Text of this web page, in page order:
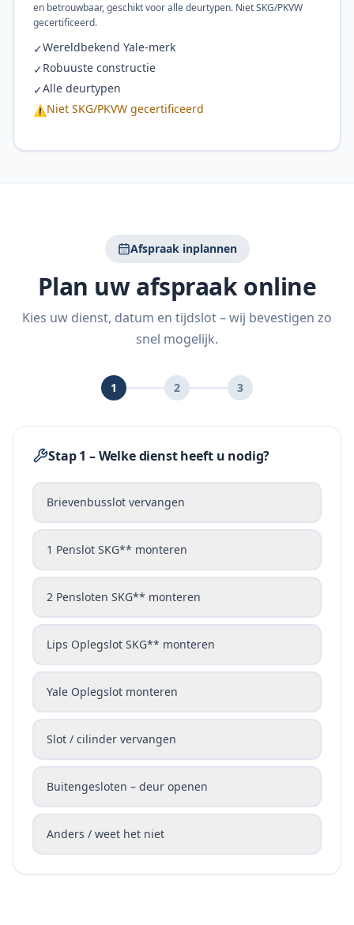
en betrouwbaar, geschikt voor alle deurtypen. Niet SKG/PKVW
gecertificeerd.
✓Wereldbekend Yale-merk
✓Robuuste constructie
✓Alle deurtypen
⚠Niet SKG/PKVW gecertificeerd
Afspraak inplannen
Plan uw afspraak online
Kies uw dienst, datum en tijdslot – wij bevestigen zo
snel mogelijk.
1 2 3
Stap 1 – Welke dienst heeft u nodig?
Brievenbusslot vervangen
1 Penslot SKG** monteren
2 Pensloten SKG** monteren
Lips Oplegslot SKG** monteren
Yale Oplegslot monteren
Slot / cilinder vervangen
Buitengesloten – deur openen
Anders / weet het niet